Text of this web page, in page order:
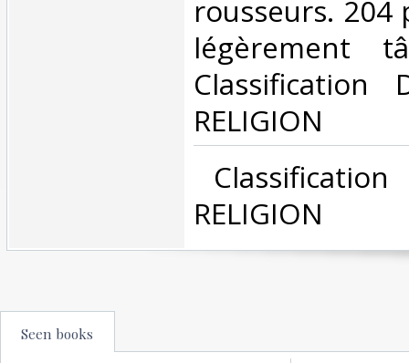
rousseurs. 204
légèrement
Classification
RELIGION‎
RELIGION‎
Seen books